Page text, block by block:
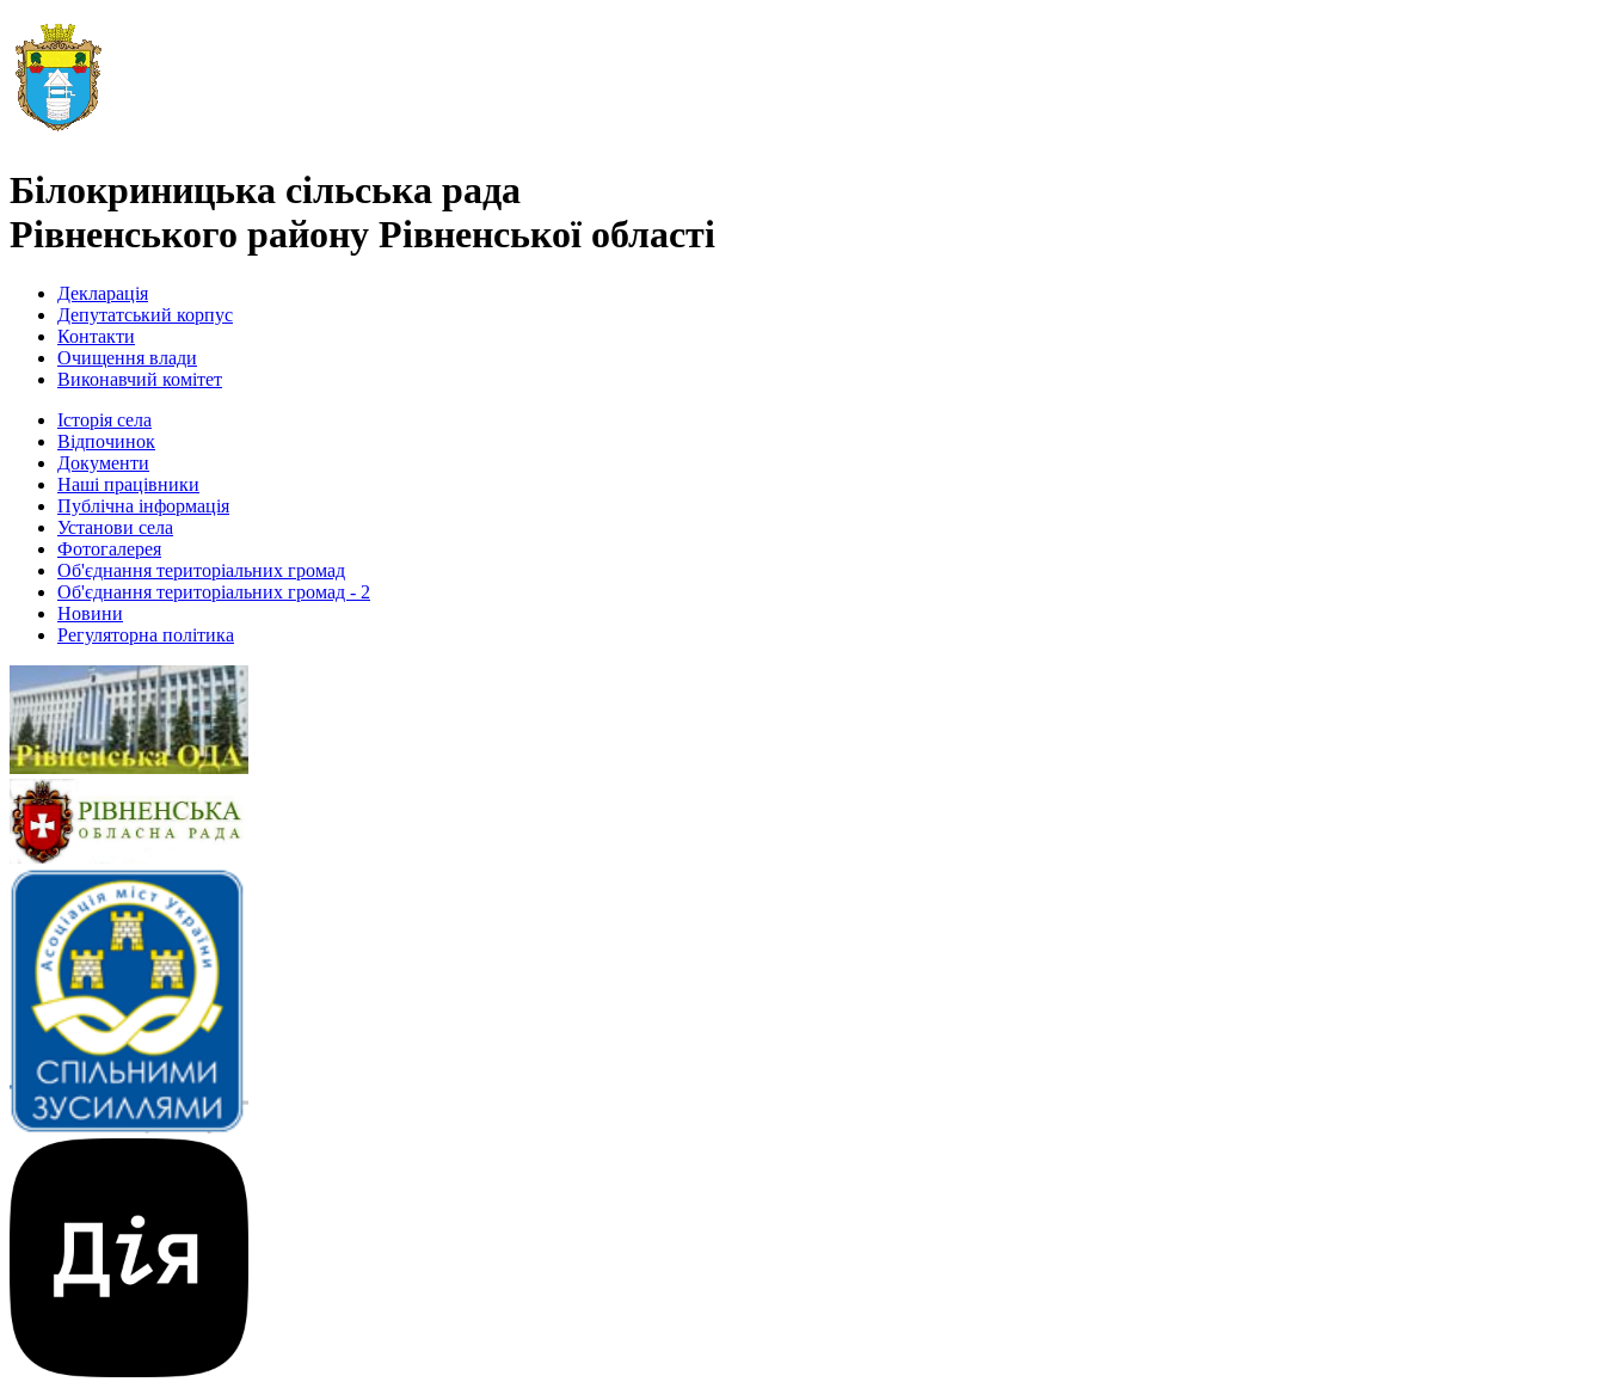
Білокриницька сільська рада
Рівненського району Рівненської області
Декларація
Депутатський корпус
Контакти
Очищення влади
Виконавчий комітет
Історія села
Відпочинок
Документи
Наші працівники
Публічна інформація
Установи села
Фотогалерея
Об'єднання територіальних громад
Об'єднання територіальних громад - 2
Новини
Регуляторна політика